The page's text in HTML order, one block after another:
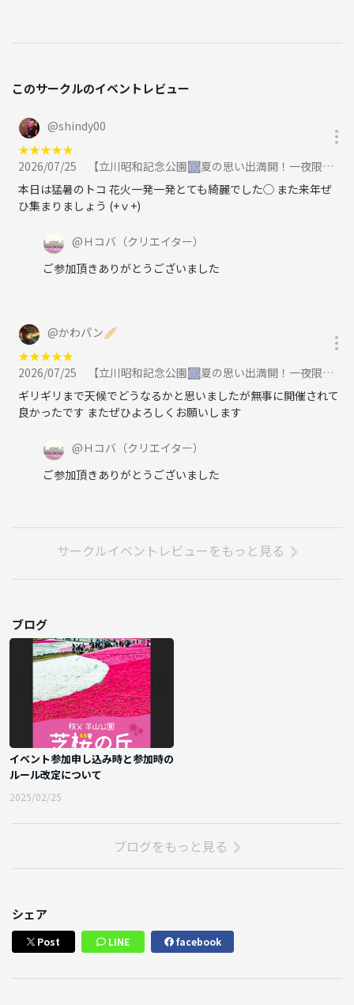
このサークルのイベントレビュー
@shindy00
★★★★★
2026/07/25
【立川昭和記念公園🎆夏の思い出満開！一夜限りの花火スペシャルに参加
本日は猛暑のトコ 花火一発一発とても綺麗でした◯ また来年ぜ
ひ集まりましょう (+ｖ+)
@ Ｈコバ （クリエイター）
ご参加頂きありがとうございました
@かわパン🥖
★★★★★
2026/07/25
【立川昭和記念公園🎆夏の思い出満開！一夜限りの花火スペシャルに参加
ギリギリまで天候でどうなるかと思いましたが無事に開催されて
良かったです またぜひよろしくお願いします
@ Ｈコバ （クリエイター）
ご参加頂きありがとうございました
サークルイベントレビューをもっと見る
ブログ
イベント参加申し込み時と参加時の
ルール改定について
2025/02/25
ブログをもっと見る
シェア
Post LINE facebook